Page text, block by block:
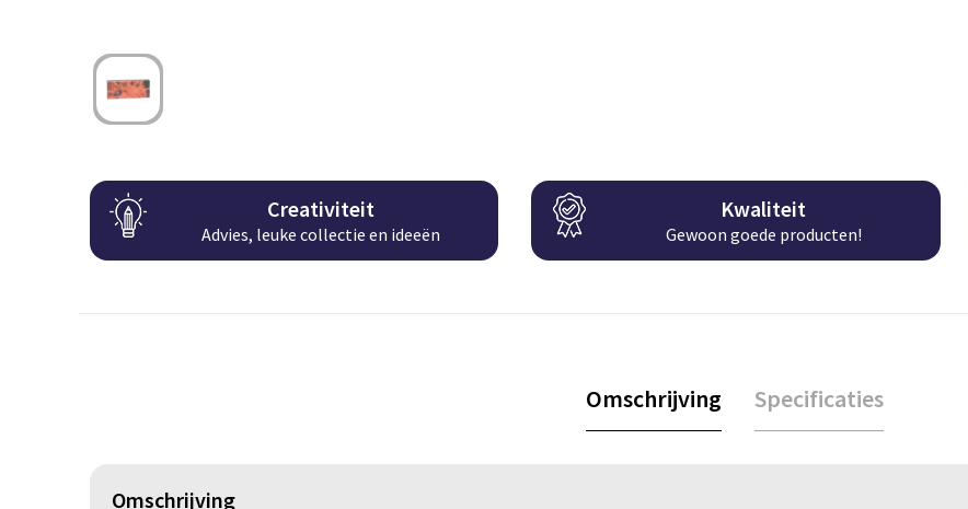
Creativiteit
Advies, leuke collectie en ideeën
Kwaliteit
Gewoon goede producten!
Omschrijving Specificaties
Omschrijving